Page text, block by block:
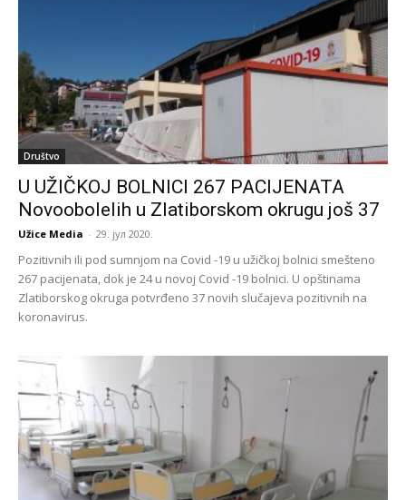
Društvo
U UŽIČKOJ BOLNICI 267 PACIJENATA
Novoobolelih u Zlatiborskom okrugu još 37
Užice Media - 29. јул 2020.
Pozitivnih ili pod sumnjom na Covid -19 u užičkoj bolnici smešteno
267 pacijenata, dok je 24 u novoj Covid -19 bolnici. U opštinama
Zlatiborskog okruga potvrđeno 37 novih slučajeva pozitivnih na
koronavirus.